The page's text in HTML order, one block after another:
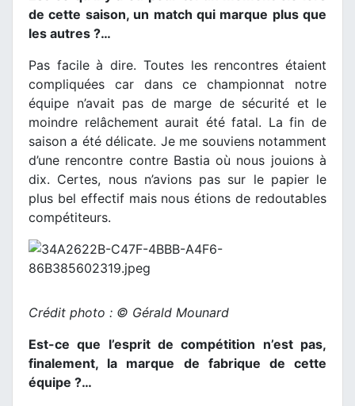
de cette saison, un match qui marque plus que
les autres ?…
Pas facile à dire. Toutes les rencontres étaient
compliquées car dans ce championnat notre
équipe n’avait pas de marge de sécurité et le
moindre relâchement aurait été fatal. La fin de
saison a été délicate. Je me souviens notamment
d’une rencontre contre Bastia où nous jouions à
dix. Certes, nous n’avions pas sur le papier le
plus bel effectif mais nous étions de redoutables
compétiteurs.
Crédit photo : © Gérald Mounard
Est-ce que l’esprit de compétition n’est pas,
finalement, la marque de fabrique de cette
équipe ?…